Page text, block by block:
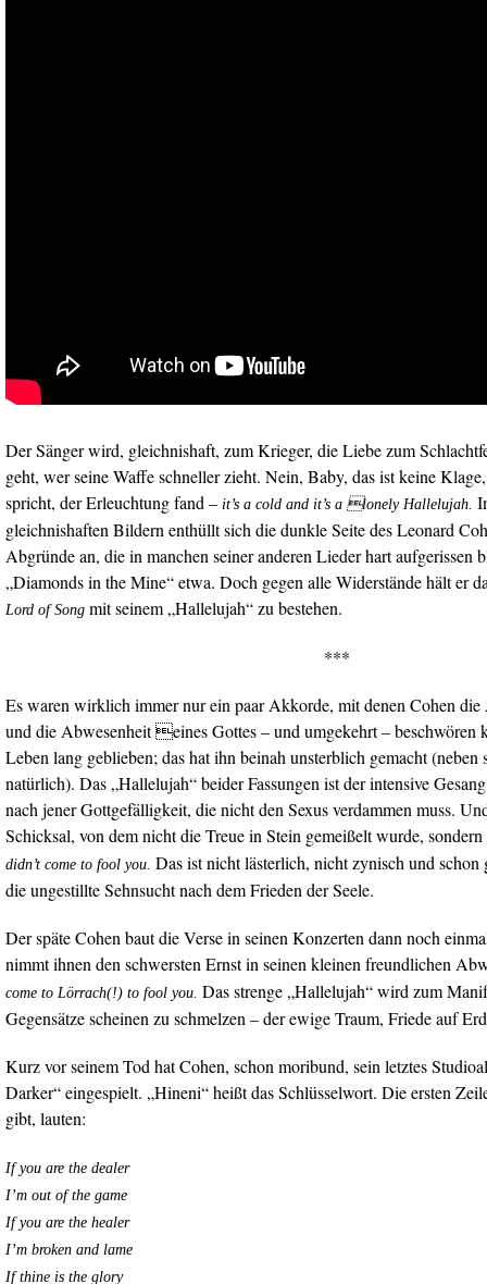
Der Sänger wird, gleichnishaft, zum Krieger, die Liebe zum
geht, wer seine Waffe schneller zieht. Nein, Baby, das ist keine
spricht, der Erleuchtung fand – it’s a cold and it’s a lonely Hallelujah.
gleichnishaften Bildern enthüllt sich die dunkle Seite des Leonard
Abgründe an, die in manchen seiner anderen Lieder hart aufgerissen
„Diamonds in the Mine“ etwa. Doch gegen alle Widerstände hält er
Lord of Song mit seinem „Hallelujah“ zu bestehen.
***
Es waren wirklich immer nur ein paar Akkorde, mit denen Cohen die
und die Abwesenheit eines Gottes – und umgekehrt – beschwören
Leben lang geblieben; das hat ihn beinah unsterblich gemacht (neben
natürlich). Das „Hallelujah“ beider Fassungen ist der intensive
nach jener Gottgefälligkeit, die nicht den Sexus verdammen muss.
Schicksal, von dem nicht die Treue in Stein gemeißelt wurde,
didn’t come to fool you. Das ist nicht lästerlich, nicht zynisch und schon
die ungestillte Sehnsucht nach dem Frieden der Seele.
Der späte Cohen baut die Verse in seinen Konzerten dann noch
nimmt ihnen den schwersten Ernst in seinen kleinen freundlichen
come to Lörrach(!) to fool you. Das strenge „Hallelujah“ wird zum
Gegensätze scheinen zu schmelzen – der ewige Traum, Friede auf
Kurz vor seinem Tod hat Cohen, schon moribund, sein letztes
Darker“ eingespielt. „Hineni“ heißt das Schlüsselwort. Die ersten
gibt, lauten:
If you are the dealer
I’m out of the game
If you are the healer
I’m broken and lame
If thine is the glory